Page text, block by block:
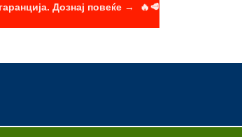
Дознај повеќе → 🔥🥩